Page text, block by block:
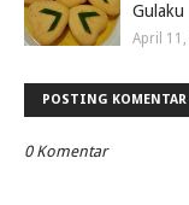
Gulaku
April
POSTING KOMENTAR
0 Komentar